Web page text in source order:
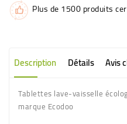
Plus de 1500 produits
Description Détails Avis
Tablettes lave-vaisselle
marque Ecodoo